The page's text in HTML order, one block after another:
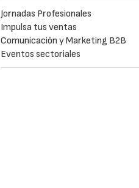
Jornadas Profesionales
Impulsa tus ventas
Comunicación y Marketing B2B
Eventos sectoriales